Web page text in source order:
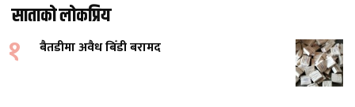
साताको लोकप्रिय
१ बैतडीमा अवैध बिँडी बरामद